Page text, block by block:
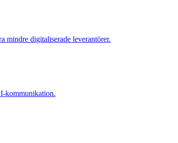
mindre digitaliserade leverantörer.
kommunikation.